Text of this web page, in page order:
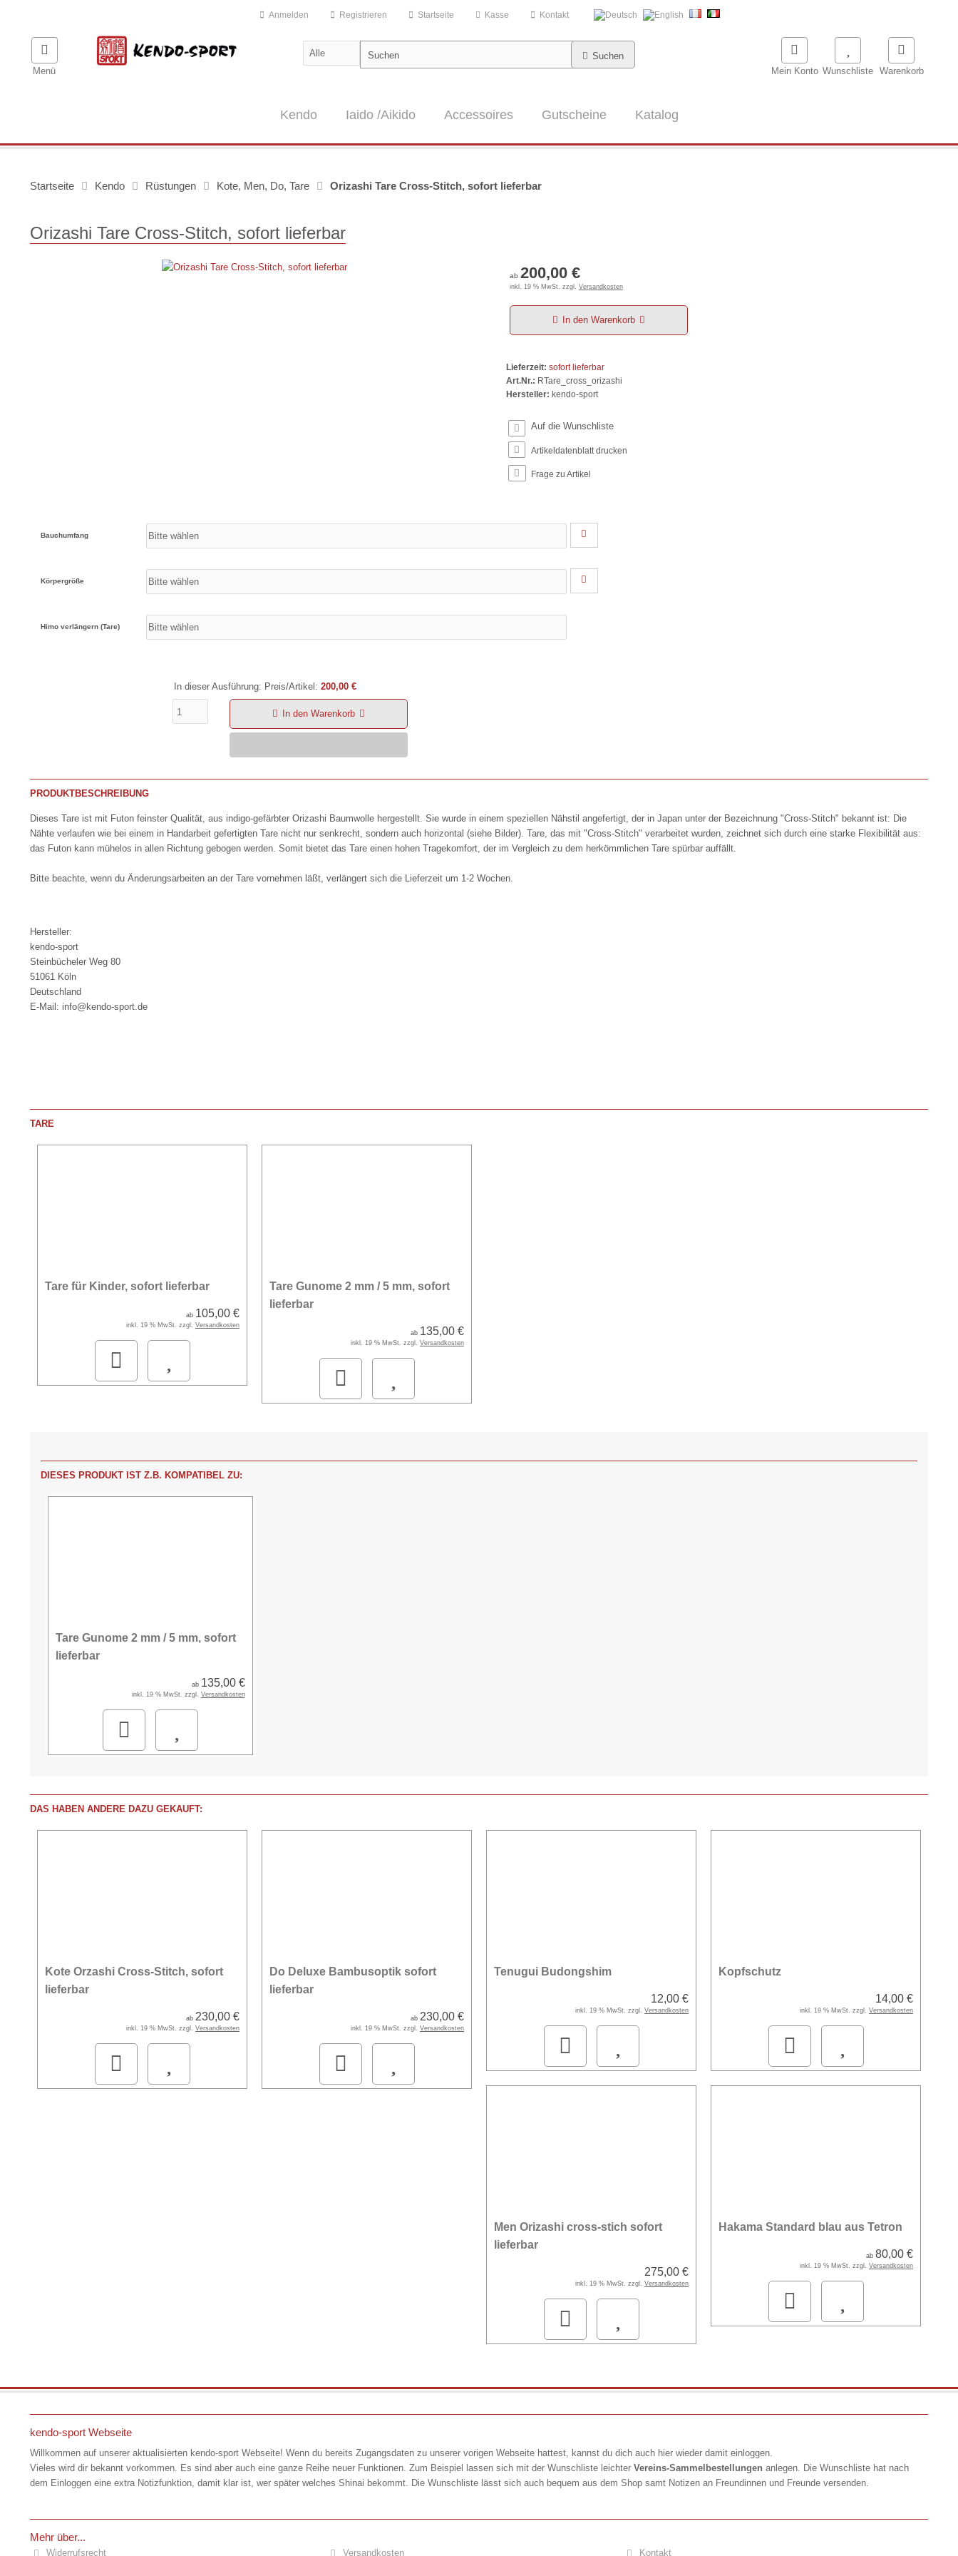
Anmelden Registrieren Startseite Kasse Kontakt
Menü
Suchen
Warenkorb
Wunschliste
Mein Konto
Kendo Iaido /Aikido Accessoires Gutscheine Katalog
Startseite Kendo Rüstungen Kote, Men, Do, Tare Orizashi Tare Cross-Stitch, sofort lieferbar
Orizashi Tare Cross-Stitch, sofort lieferbar
ab 200,00 €
inkl. 19 % MwSt. zzgl. Versandkosten
In den Warenkorb
Lieferzeit: sofort lieferbar
Art.Nr.: RTare_cross_orizashi
Hersteller: kendo-sport
Artikeldatenblatt drucken
Frage zu Artikel
Bauchumfang
Körpergröße
Himo verlängern (Tare)
In dieser Ausführung: Preis/Artikel: 200,00 €
In den Warenkorb
PRODUKTBESCHREIBUNG
Dieses Tare ist mit Futon feinster Qualität, aus indigo-gefärbter Orizashi Baumwolle hergestellt. Sie wurde in einem speziellen Nähstil angefertigt, der in Japan unter der Bezeichnung "Cross-Stitch" bekannt ist: Die
Nähte verlaufen wie bei einem in Handarbeit gefertigten Tare nicht nur senkrecht, sondern auch horizontal (siehe Bilder). Tare, das mit "Cross-Stitch" verarbeitet wurden, zeichnet sich durch eine starke Flexibilität aus:
das Futon kann mühelos in allen Richtung gebogen werden. Somit bietet das Tare einen hohen Tragekomfort, der im Vergleich zu dem herkömmlichen Tare spürbar auffällt.
Bitte beachte, wenn du Änderungsarbeiten an der Tare vornehmen läßt, verlängert sich die Lieferzeit um 1-2 Wochen.
Hersteller:
kendo-sport
Steinbücheler Weg 80
51061 Köln
Deutschland
E-Mail: info@kendo-sport.de
TARE
Tare für Kinder, sofort lieferbar
ab 105,00 €
inkl. 19 % MwSt. zzgl. Versandkosten
Tare Gunome 2 mm / 5 mm, sofort
lieferbar
ab 135,00 €
inkl. 19 % MwSt. zzgl. Versandkosten
DIESES PRODUKT IST Z.B. KOMPATIBEL ZU:
Tare Gunome 2 mm / 5 mm, sofort
lieferbar
ab 135,00 €
inkl. 19 % MwSt. zzgl. Versandkosten
DAS HABEN ANDERE DAZU GEKAUFT:
Kote Orzashi Cross-Stitch, sofort
lieferbar
ab 230,00 €
inkl. 19 % MwSt. zzgl. Versandkosten
Do Deluxe Bambusoptik sofort
lieferbar
ab 230,00 €
inkl. 19 % MwSt. zzgl. Versandkosten
Tenugui Budongshim
12,00 €
inkl. 19 % MwSt. zzgl. Versandkosten
Kopfschutz
14,00 €
inkl. 19 % MwSt. zzgl. Versandkosten
Men Orizashi cross-stich sofort
lieferbar
275,00 €
inkl. 19 % MwSt. zzgl. Versandkosten
Hakama Standard blau aus Tetron
ab 80,00 €
inkl. 19 % MwSt. zzgl. Versandkosten
kendo-sport Webseite
Willkommen auf unserer aktualisierten kendo-sport Webseite! Wenn du bereits Zugangsdaten zu unserer vorigen Webseite hattest, kannst du dich auch hier wieder damit einloggen.
Vieles wird dir bekannt vorkommen. Es sind aber auch eine ganze Reihe neuer Funktionen. Zum Beispiel lassen sich mit der Wunschliste leichter Vereins-Sammelbestellungen anlegen. Die Wunschliste hat nach
dem Einloggen eine extra Notizfunktion, damit klar ist, wer später welches Shinai bekommt. Die Wunschliste lässt sich auch bequem aus dem Shop samt Notizen an Freundinnen und Freunde versenden.
Mehr über...
Widerrufsrecht Versandkosten Kontakt